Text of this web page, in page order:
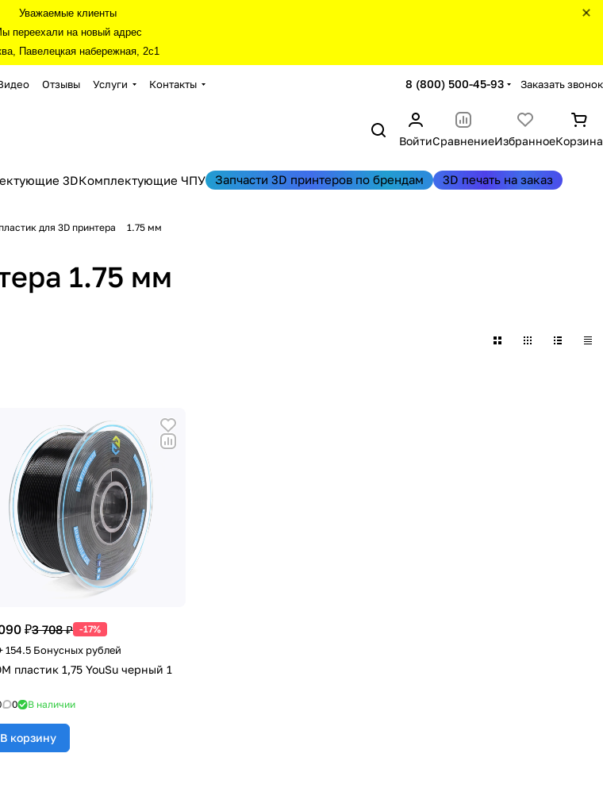
Уважаемые клиенты
переехали на новый адрес
Павелецкая набережная, 2с1
Отзывы Услуги Контакты 8 (800) 500-45-93 Заказать звонок
ВойтиСравнениеИзбранноеКорзина
3DКомплектующие ЧПУ Запчасти 3D принтеров по брендам 3D печать на заказ
для 3D принтера 1.75 мм
1.75 мм
₽3 708 ₽ -17%
154.5 Бонусных рублей
пластик 1,75 YouSu черный 1
0 В наличии
В корзину